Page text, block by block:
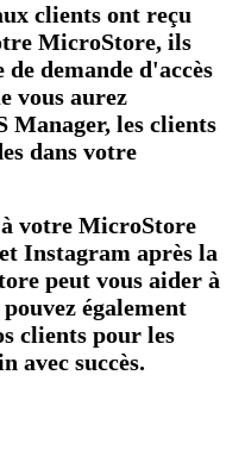
clients ont reçu
MicroStore, ils
demande d'accès
vous aurez
Manager, les clients
dans votre
votre MicroStore
Instagram après la
peut vous aider à
également
clients pour les
avec succès.